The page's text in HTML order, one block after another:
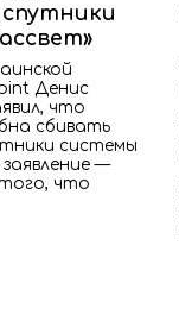
Денис
что
сбивать
системы
—
что